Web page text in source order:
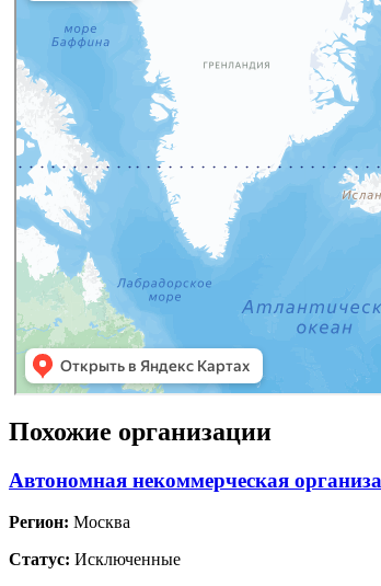
Похожие организации
Автономная некоммерческая
Регион: Москва
Статус: Исключенные